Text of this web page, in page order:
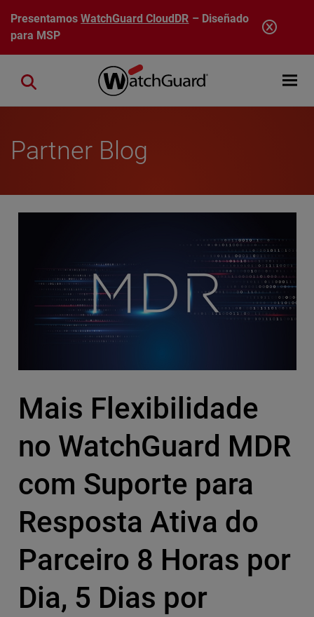
Pasar al contenido principal
PresentamosWatchGuard CloudDR – Diseñado
para MSP
Open
Close search
Partner Blog
Mais Flexibilidade
no WatchGuard MDR
com Suporte para
Resposta Ativa do
Parceiro 8 Horas por
Dia, 5 Dias por